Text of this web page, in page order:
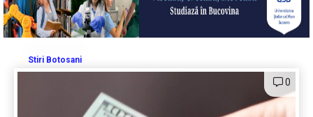
Stiri Botosani
0